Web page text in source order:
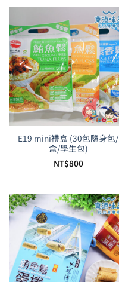
E19 mini禮盒 (30包隨身包/
盒/學生包)
NT$800